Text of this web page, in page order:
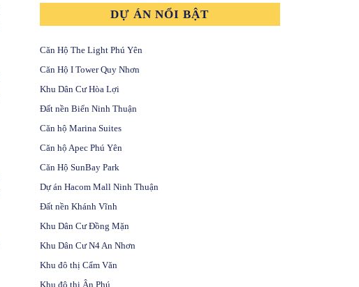
DỰ ÁN NỔI BẬT
Căn Hộ The Light Phú Yên
Căn Hộ I Tower Quy Nhơn
Khu Dân Cư Hòa Lợi
Đất nền Biển Ninh Thuận
Căn hộ Marina Suites
Căn hộ Apec Phú Yên
Căn Hộ SunBay Park
Dự án Hacom Mall Ninh Thuận
Đất nền Khánh Vĩnh
Khu Dân Cư Đồng Mặn
Khu Dân Cư N4 An Nhơn
Khu đô thị Cẩm Văn
Khu đô thị Ân Phú